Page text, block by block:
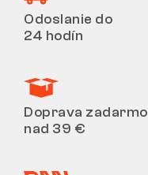
Odoslanie do
24 hodín
Doprava zadarmo
nad 39 €